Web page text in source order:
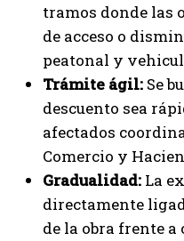
tramos donde las
de acceso o
peatonal y
Trámite ágil: Se
descuento sea
afectados
Comercio y
Gradualidad: La
directamente
de la obra frente a